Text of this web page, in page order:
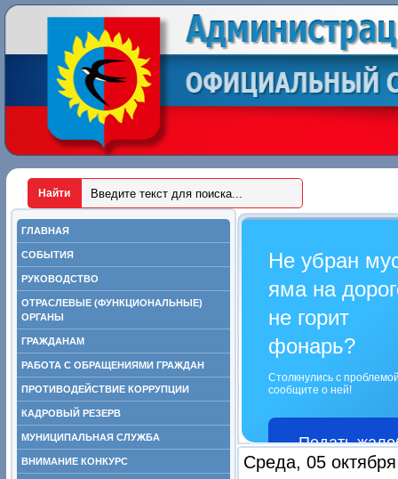
ГЛАВНАЯ
СОБЫТИЯ
РУКОВОДСТВО
ОТРАСЛЕВЫЕ (ФУНКЦИОНАЛЬНЫЕ)
ОРГАНЫ
ГРАЖДАНАМ
РАБОТА С ОБРАЩЕНИЯМИ ГРАЖДАН
ПРОТИВОДЕЙСТВИЕ КОРРУПЦИИ
КАДРОВЫЙ РЕЗЕРВ
МУНИЦИПАЛЬНАЯ СЛУЖБА
ВНИМАНИЕ КОНКУРС
Не убран
яма на
не горит
фонарь?
Столкнулись с
сообщите о ней!
Подать
Среда, 05